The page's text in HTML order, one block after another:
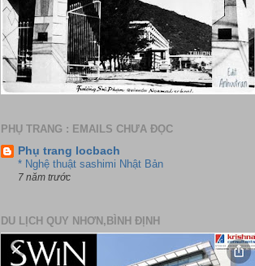
PHỤ TRANG : EMAILS CHƯA ĐỌC
Phụ trang locbach
* Nghệ thuật sashimi Nhật Bản
7 năm trước
DU LỊCH QUY NHƠN,BÌNH ĐỊNH